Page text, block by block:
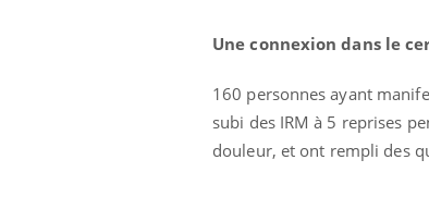
Une connexion dans le
160 personnes ayant
subi des IRM à 5 reprises
douleur, et ont rempli des